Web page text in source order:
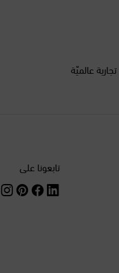
من 200 علامة تجارية عالميّة
تابعونا على